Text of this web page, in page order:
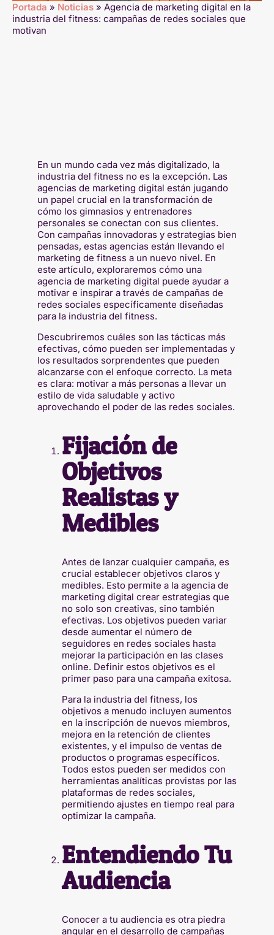
Portada » Noticias » Agencia de marketing digital en la
industria del fitness: campañas de redes sociales que
motivan
En un mundo cada vez más digitalizado, la
industria del fitness no es la excepción. Las
agencias de marketing digital están jugando
un papel crucial en la transformación de
cómo los gimnasios y entrenadores
personales se conectan con sus clientes.
Con campañas innovadoras y estrategias bien
pensadas, estas agencias están llevando el
marketing de fitness a un nuevo nivel. En
este artículo, exploraremos cómo una
agencia de marketing digital puede ayudar a
motivar e inspirar a través de campañas de
redes sociales específicamente diseñadas
para la industria del fitness.
Descubriremos cuáles son las tácticas más
efectivas, cómo pueden ser implementadas y
los resultados sorprendentes que pueden
alcanzarse con el enfoque correcto. La meta
es clara: motivar a más personas a llevar un
estilo de vida saludable y activo
aprovechando el poder de las redes sociales.
Fijación de
Objetivos
Realistas y
Medibles
Antes de lanzar cualquier campaña, es
crucial establecer objetivos claros y
medibles. Esto permite a la agencia de
marketing digital crear estrategias que
no solo son creativas, sino también
efectivas. Los objetivos pueden variar
desde aumentar el número de
seguidores en redes sociales hasta
mejorar la participación en las clases
online. Definir estos objetivos es el
primer paso para una campaña exitosa.
Para la industria del fitness, los
objetivos a menudo incluyen aumentos
en la inscripción de nuevos miembros,
mejora en la retención de clientes
existentes, y el impulso de ventas de
productos o programas específicos.
Todos estos pueden ser medidos con
herramientas analíticas provistas por las
plataformas de redes sociales,
permitiendo ajustes en tiempo real para
optimizar la campaña.
Entendiendo Tu
Audiencia
Conocer a tu audiencia es otra piedra
angular en el desarrollo de campañas